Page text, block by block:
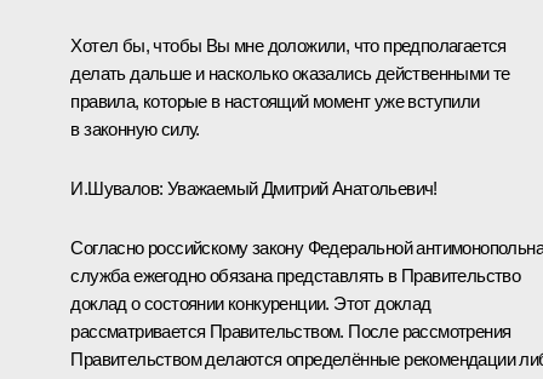
Хотел бы, чтобы Вы мне доложили, что предполагается
делать дальше и насколько оказались действенными те
правила, которые в настоящий момент уже вступили
в законную силу.
И.Шувалов: Уважаемый Дмитрий Анатольевич!
Согласно российскому закону Федеральной
служба ежегодно обязана представлять в Правительство
доклад о состоянии конкуренции. Этот доклад
рассматривается Правительством. После рассмотрения
Правительством делаются определённые рекомендации